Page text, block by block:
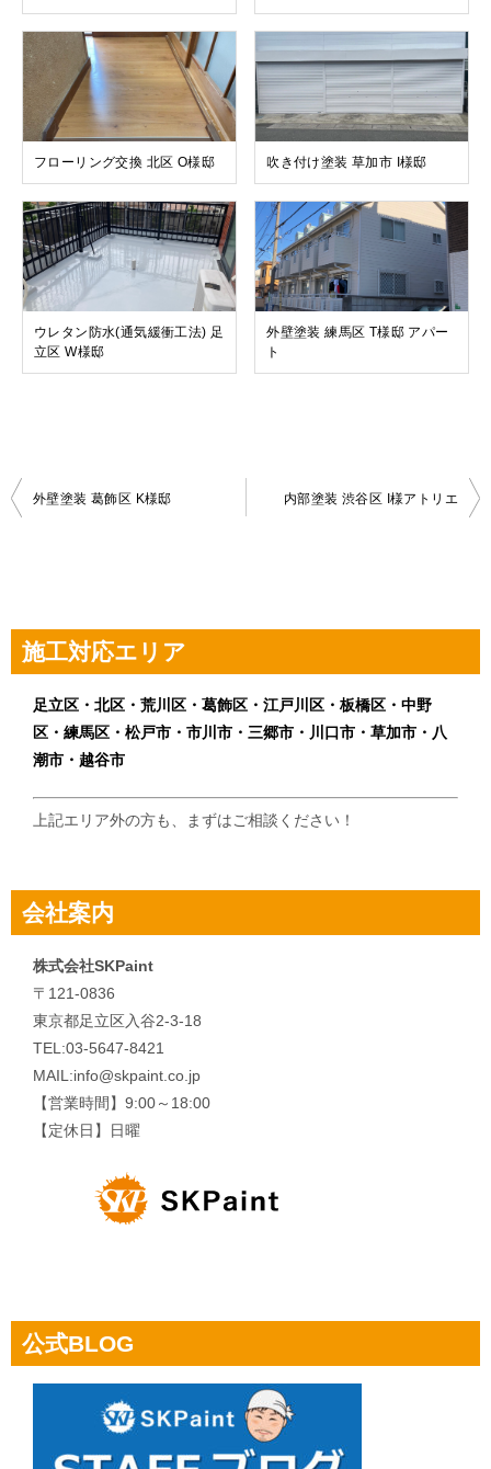
フローリング交換 北区 O様邸 吹き付け塗装 草加市 I様邸
ウレタン防水(通気緩衝工法) 足
立区 W様邸
外壁塗装 練馬区 T様邸 アパー
ト
投
ゲ
ー
外壁塗装 葛飾区 K様邸 内部塗装 渋谷区 I様アトリエ
施工対応エリア
足立区・北区・荒川区・葛飾区・江戸川区・板橋区・中野
区・練馬区・松戸市・市川市・三郷市・川口市・草加市・八
潮市・越谷市
上記エリア外の方も、まずはご相談ください！
会社案内
株式会社SKPaint
〒121-0836
東京都足立区入谷2-3-18
TEL:03-5647-8421
MAIL:info@skpaint.co.jp
【営業時間】9:00～18:00
【定休日】日曜
公式BLOG